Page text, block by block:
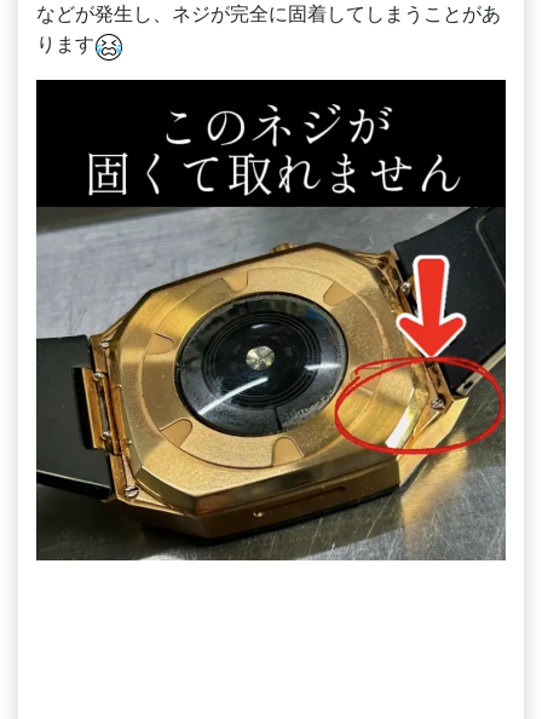
などが発生し、ネジが完全に固着してしまうことがあ
ります